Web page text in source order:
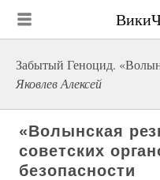
Забытый Геноцид.
Яковлев Алексей
«Волынская
советских
безопасности